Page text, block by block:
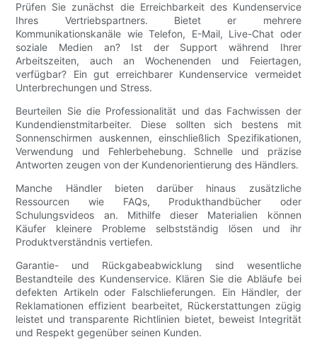
Prüfen Sie zunächst die Erreichbarkeit des Kundenservice
Ihres Vertriebspartners. Bietet er mehrere
Kommunikationskanäle wie Telefon, E-Mail, Live-Chat oder
soziale Medien an? Ist der Support während Ihrer
Arbeitszeiten, auch an Wochenenden und Feiertagen,
verfügbar? Ein gut erreichbarer Kundenservice vermeidet
Unterbrechungen und Stress.
Beurteilen Sie die Professionalität und das Fachwissen der
Kundendienstmitarbeiter. Diese sollten sich bestens mit
Sonnenschirmen auskennen, einschließlich Spezifikationen,
Verwendung und Fehlerbehebung. Schnelle und präzise
Antworten zeugen von der Kundenorientierung des Händlers.
Manche Händler bieten darüber hinaus zusätzliche
Ressourcen wie FAQs, Produkthandbücher oder
Schulungsvideos an. Mithilfe dieser Materialien können
Käufer kleinere Probleme selbstständig lösen und ihr
Produktverständnis vertiefen.
Garantie- und Rückgabeabwicklung sind wesentliche
Bestandteile des Kundenservice. Klären Sie die Abläufe bei
defekten Artikeln oder Falschlieferungen. Ein Händler, der
Reklamationen effizient bearbeitet, Rückerstattungen zügig
leistet und transparente Richtlinien bietet, beweist Integrität
und Respekt gegenüber seinen Kunden.